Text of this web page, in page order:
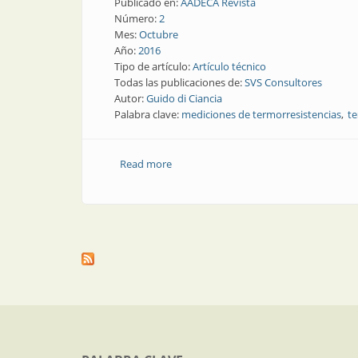
Número:2
Mes:Octubre
Año:2016
Tipo de artículo:Artículo técnico
Todas las publicaciones de:SVS Consultores
Autor:Guido di Ciancia
Palabra clave: mediciones de termorresistencias
Read moreabout Artículo técnico | Solución a